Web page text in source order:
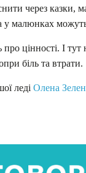
через казки,
у малюнках
про цінності. І
біль та втрати.
леді Олена